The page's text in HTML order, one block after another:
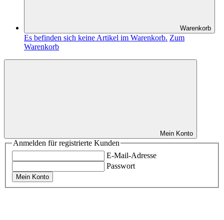
Warenkorb
Es befinden sich keine Artikel im Warenkorb. Zum
Warenkorb
Mein Konto
Anmelden für registrierte Kunden
E-Mail-Adresse
Passwort
Mein Konto